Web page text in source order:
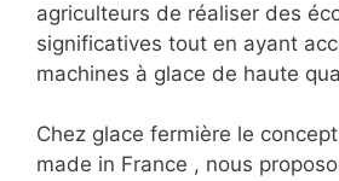
agriculteurs de réaliser des
significatives tout en ayant
machines à glace de haute
Chez glace fermière le
made in France , nous